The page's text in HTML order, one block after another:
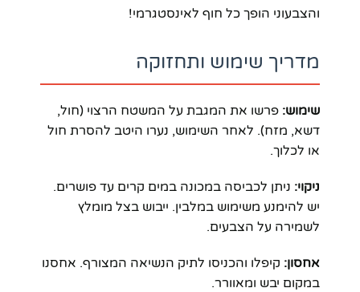
והצבעוני הופך כל חוף לאינסטגרמי!
מדריך שימוש ותחזוקה
שימוש: פרשו את המגבת על המשטח הרצוי (חול,
דשא, מזח). לאחר השימוש, נערו היטב להסרת חול
או לכלוך.
ניקוי: ניתן לכביסה במכונה במים קרים עד פושרים.
יש להימנע משימוש במלבין. ייבוש בצל מומלץ
לשמירה על הצבעים.
אחסון: קיפלו והכניסו לתיק הנשיאה המצורף. אחסנו
במקום יבש ומאוורר.